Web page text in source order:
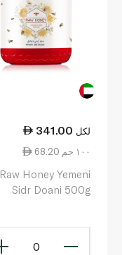
341.00 لكل
68.20 ١٠٠ جم
Raw Honey Yemeni
Sidr Doani 500g
0